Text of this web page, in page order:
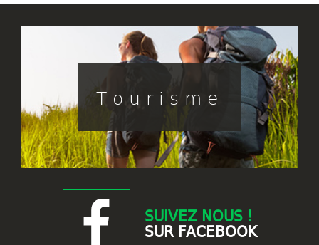
Tourisme
SUIVEZ NOUS !
SUR FACEBOOK